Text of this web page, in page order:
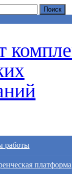
работы
платформа